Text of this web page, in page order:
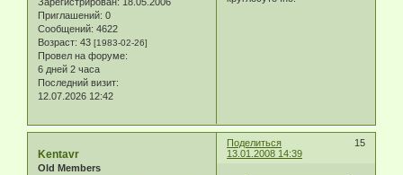
Приглашений: 0
Сообщений: 4622
Возраст: 43 [1983-02-26]
Провел на форуме:
6 дней 2 часа
Последний визит:
12.07.2026 12:42
Поделиться
15
13.01.2008 14:39
Kentavr
Old Members